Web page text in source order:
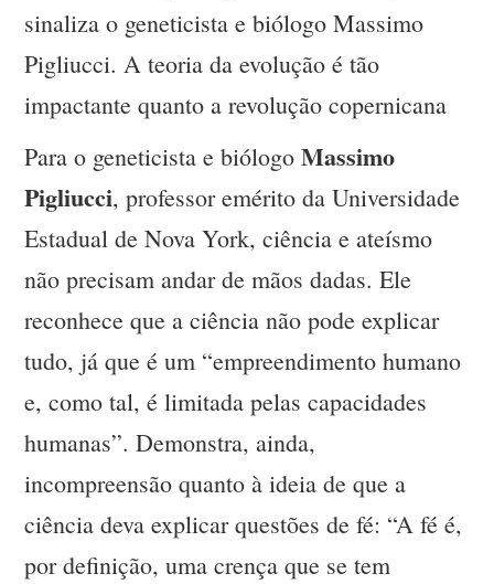
sinaliza o geneticista e biólogo Massimo
Pigliucci. A teoria da evolução é tão
impactante quanto a revolução copernicana
Para o geneticista e biólogoMassimo
Pigliucci, professor emérito da Universidade
Estadual de Nova York, ciência e ateísmo
não precisam andar de mãos dadas. Ele
reconhece que a ciência não pode explicar
tudo, já que é um “empreendimento humano
e, como tal, é limitada pelas capacidades
humanas”. Demonstra, ainda,
incompreensão quanto à ideia de que a
ciência deva explicar questões de fé: “A fé é,
por definição, uma crença que se tem